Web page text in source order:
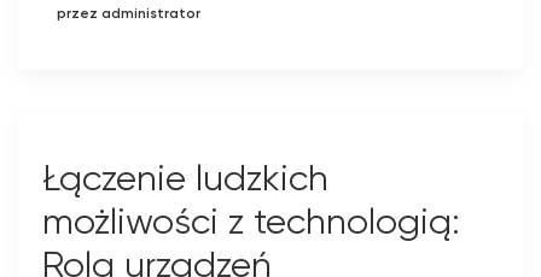
przez administrator
Łączenie ludzkich
możliwości z technologią:
Rola urządzeń